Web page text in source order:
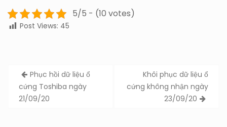
5/5 - (10 votes)
Post Views: 45
Post
navigation
Phục hồi dữ liệu ổ
cứng Toshiba ngày
21/09/20
Khôi phục dữ liệu ổ
cứng không nhận ngày
23/09/20